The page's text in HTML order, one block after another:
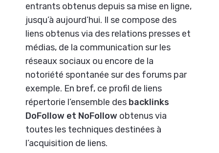
entrants obtenus depuis sa mise en ligne,
jusqu’à aujourd’hui. Il se compose des
liens obtenus via des relations presses et
médias, de la communication sur les
réseaux sociaux ou encore de la
notoriété spontanée sur des forums par
exemple. En bref, ce profil de liens
répertorie l’ensemble des backlinks
DoFollow et NoFollow obtenus via
toutes les techniques destinées à
l’acquisition de liens.